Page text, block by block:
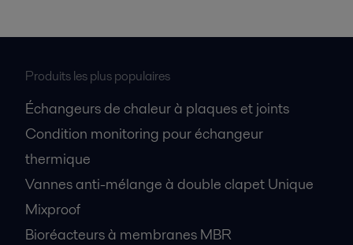
Produits les plus populaires
Échangeurs de chaleur à plaques et joints
Condition monitoring pour échangeur
thermique
Vannes anti-mélange à double clapet Unique
Mixproof
Bioréacteurs à membranes MBR